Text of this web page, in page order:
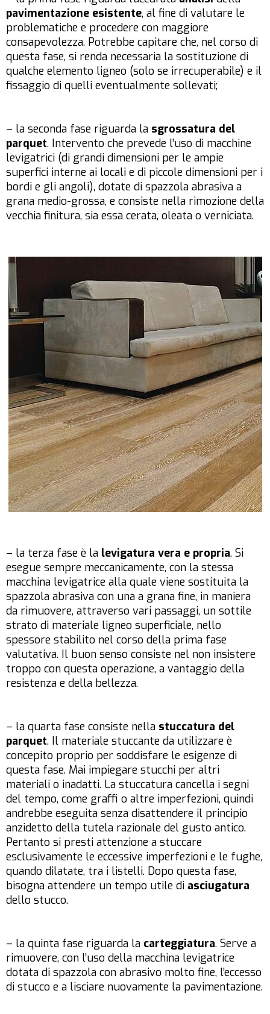
pavimentazione esistente, al fine di valutare le
problematiche e procedere con maggiore
consapevolezza. Potrebbe capitare che, nel corso di
questa fase, si renda necessaria la sostituzione di
qualche elemento ligneo (solo se irrecuperabile) e il
fissaggio di quelli eventualmente sollevati;
– la seconda fase riguarda la sgrossatura del
parquet. Intervento che prevede l’uso di macchine
levigatrici (di grandi dimensioni per le ampie
superfici interne ai locali e di piccole dimensioni per i
bordi e gli angoli), dotate di spazzola abrasiva a
grana medio-grossa, e consiste nella rimozione della
vecchia finitura, sia essa cerata, oleata o verniciata.
– la terza fase è la levigatura vera e propria. Si
esegue sempre meccanicamente, con la stessa
macchina levigatrice alla quale viene sostituita la
spazzola abrasiva con una a grana fine, in maniera
da rimuovere, attraverso vari passaggi, un sottile
strato di materiale ligneo superficiale, nello
spessore stabilito nel corso della prima fase
valutativa. Il buon senso consiste nel non insistere
troppo con questa operazione, a vantaggio della
resistenza e della bellezza.
– la quarta fase consiste nella stuccatura del
parquet. Il materiale stuccante da utilizzare è
concepito proprio per soddisfare le esigenze di
questa fase. Mai impiegare stucchi per altri
materiali o inadatti. La stuccatura cancella i segni
del tempo, come graffi o altre imperfezioni, quindi
andrebbe eseguita senza disattendere il principio
anzidetto della tutela razionale del gusto antico.
Pertanto si presti attenzione a stuccare
esclusivamente le eccessive imperfezioni e le fughe,
quando dilatate, tra i listelli. Dopo questa fase,
bisogna attendere un tempo utile di asciugatura
dello stucco.
– la quinta fase riguarda la carteggiatura. Serve a
rimuovere, con l’uso della macchina levigatrice
dotata di spazzola con abrasivo molto fine, l’eccesso
di stucco e a lisciare nuovamente la pavimentazione.